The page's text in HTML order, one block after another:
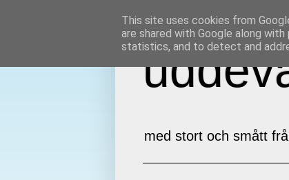
med stort och smått
This site uses cookies from
are shared with Google along
statistics, and to detect and